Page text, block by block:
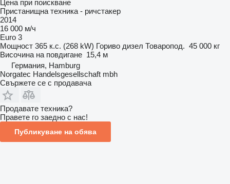
Цена при поискване
Пристанищна техника - ричстакер
2014
16 000 м/ч
Euro 3
Мощност 365 к.с. (268 kW) Гориво дизел Товаропод. 45 000 кг
Височина на повдигане 15,4 м
Германия, Hamburg
Norgatec Handelsgesellschaft mbh
Свържете се с продавача
Продавате техника?
Правете го заедно с нас!
Публикуване на обява